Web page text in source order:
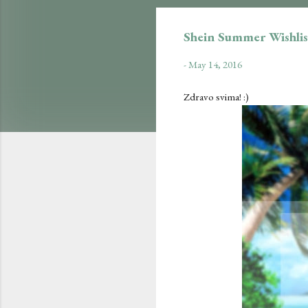
Shein Summer
-May 14, 2016
Zdravo svima! :)